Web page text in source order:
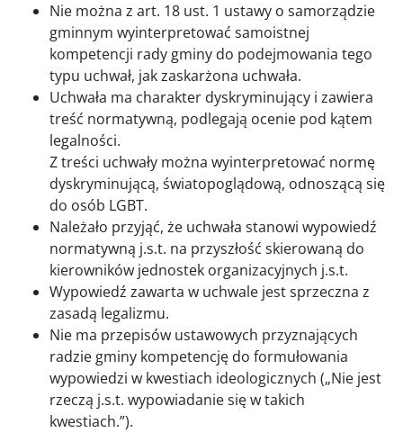
Nie można z art. 18 ust. 1 ustawy o samorządzie
gminnym wyinterpretować samoistnej
kompetencji rady gminy do podejmowania tego
typu uchwał, jak zaskarżona uchwała.
Uchwała ma charakter dyskryminujący i zawiera
treść normatywną, podlegają ocenie pod kątem
legalności.
Z treści uchwały można wyinterpretować normę
dyskryminującą, światopoglądową, odnoszącą się
do osób LGBT.
Należało przyjąć, że uchwała stanowi wypowiedź
normatywną j.s.t. na przyszłość skierowaną do
kierowników jednostek organizacyjnych j.s.t.
Wypowiedź zawarta w uchwale jest sprzeczna z
zasadą legalizmu.
Nie ma przepisów ustawowych przyznających
radzie gminy kompetencję do formułowania
wypowiedzi w kwestiach ideologicznych („Nie jest
rzeczą j.s.t. wypowiadanie się w takich
kwestiach.”).